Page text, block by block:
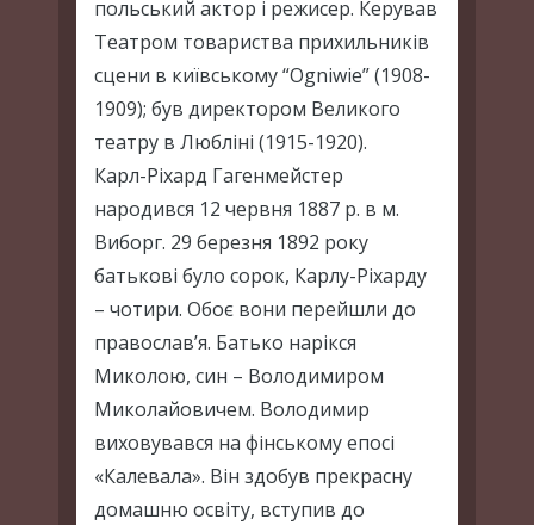
польський актор і режисер. Керував
Театром товариства прихильників
сцени в київському “Ogniwie” (1908-
1909); був директором Великого
театру в Любліні (1915-1920).
Карл-Ріхард Гагенмейстер
народився 12 червня 1887 р. в м.
Виборг. 29 березня 1892 року
батькові було сорок, Карлу-Ріхарду
– чотири. Обоє вони перейшли до
православ’я. Батько нарікся
Миколою, син – Володимиром
Миколайовичем. Володимир
виховувався на фінському епосі
«Калевала». Він здобув прекрасну
домашню освіту, вступив до